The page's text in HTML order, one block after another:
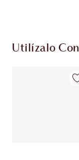
Utilízalo Con